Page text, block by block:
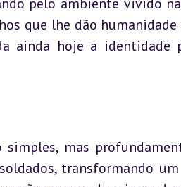
que lhe dão humanidade
ainda hoje a identidade
mas
transformando